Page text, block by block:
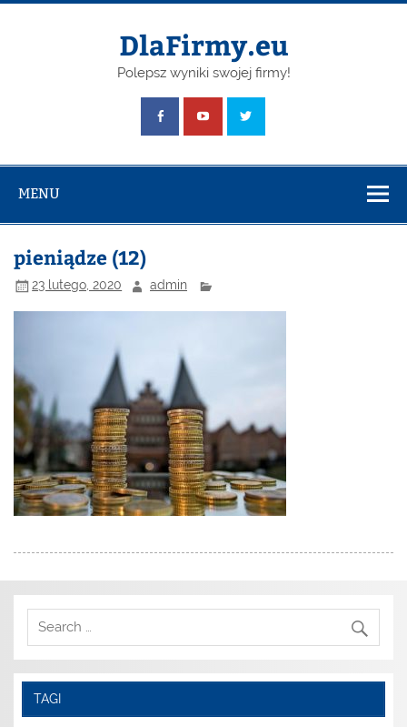
Skip
DlaFirmy.eu
Polepsz wyniki swojej firmy!
MENU
pieniądze (12)
23 lutego, 2020 admin
TAGI